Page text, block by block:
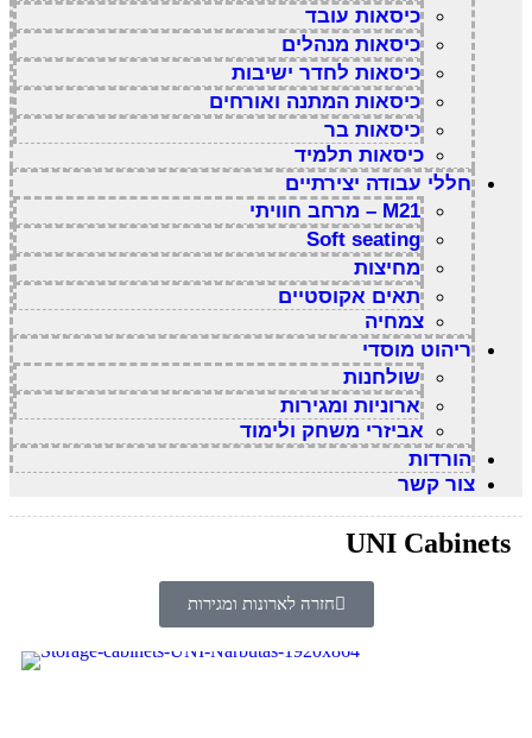
כיסאות עובד
כיסאות מנהלים
כיסאות לחדר ישיבות
כיסאות המתנה ואורחים
כיסאות בר
כיסאות תלמיד
חללי עבודה יצירתיים
M21 – מרחב חוויתי
Soft seating
מחיצות
תאים אקוסטיים
צמחיה
ריהוט מוסדי
שולחנות
ארוניות ומגירות
אביזרי משחק ולימוד
הורדות
צור קשר
UNI Cabinets
חזרה לארונות ומגירות